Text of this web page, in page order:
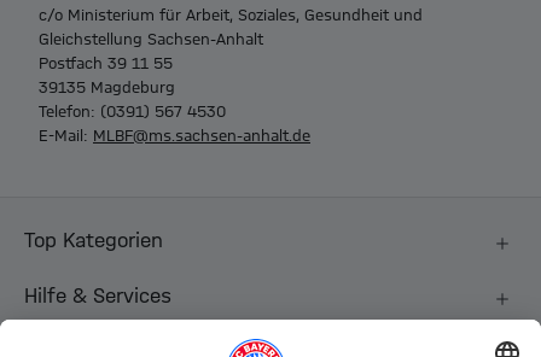
c/o Ministerium für Arbeit, Soziales, Gesundheit und
Gleichstellung Sachsen-Anhalt
Postfach 39 11 55
39135 Magdeburg
Telefon: (0391) 567 4530
E-Mail: MLBF@ms.sachsen-anhalt.de
Top Kategorien
Hilfe & Services